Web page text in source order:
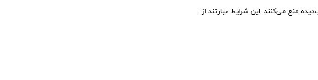
منع می‌کنند. این شرایط عبارتند از: